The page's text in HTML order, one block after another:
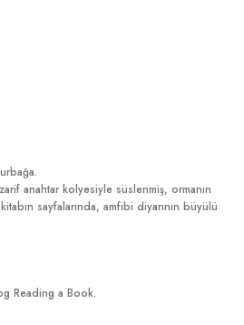
anahtar kolyesiyle süslenmiş, ormanın
sayfalarında, amfibi diyarının büyülü
Reading a Book.